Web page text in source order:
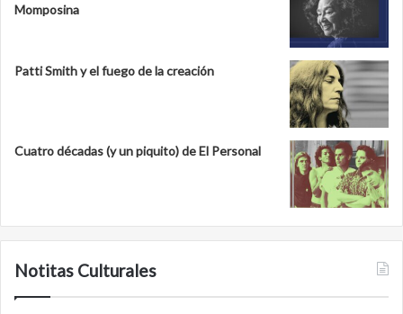
Momposina
Patti Smith y el fuego de la creación
Cuatro décadas (y un piquito) de El Personal
Notitas Culturales